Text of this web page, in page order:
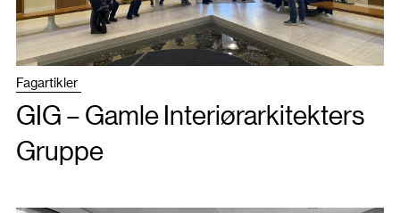
Fagartikler
GIG – Gamle Interiørarkitekters
Gruppe